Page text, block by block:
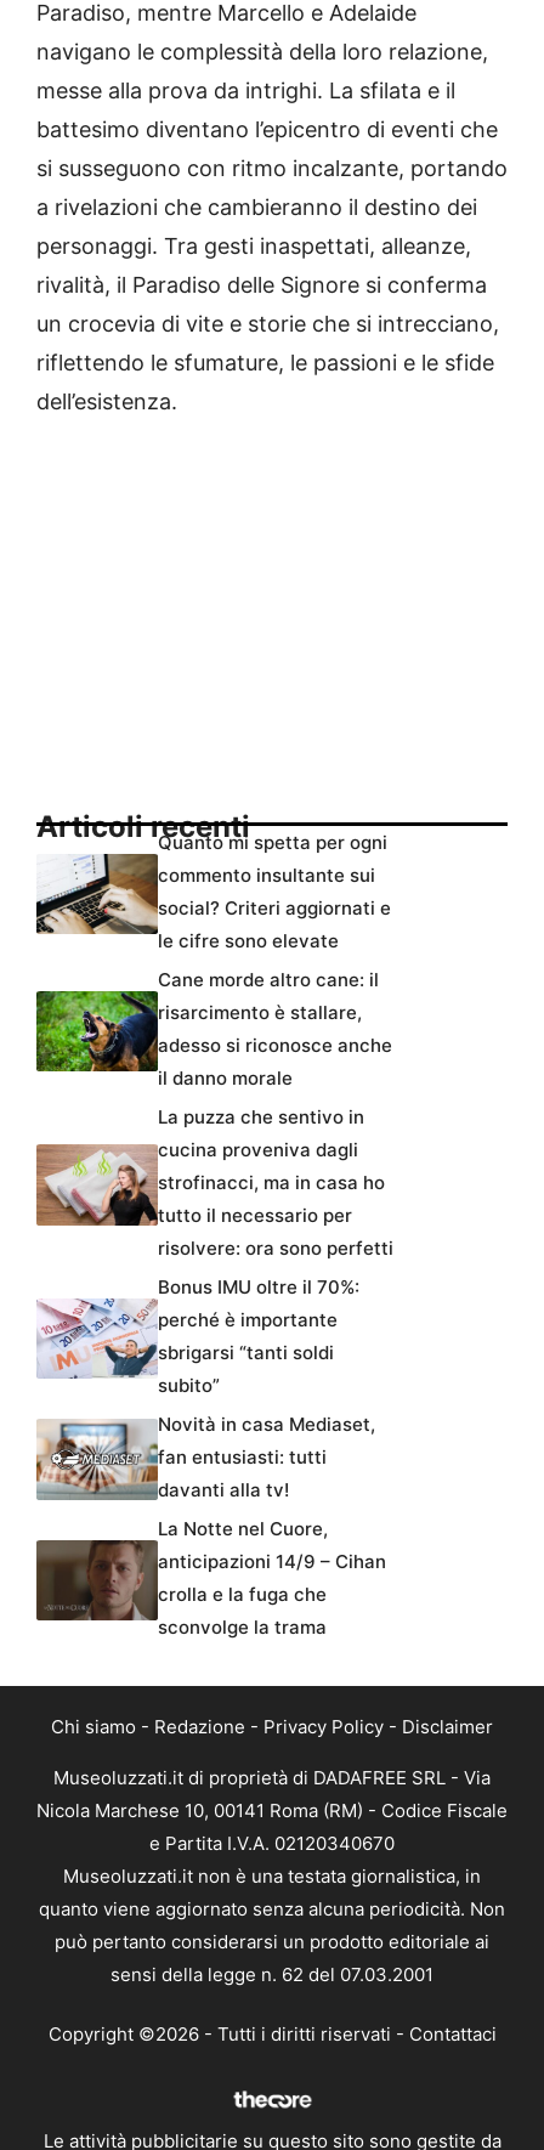
Paradiso, mentre Marcello e Adelaide
navigano le complessità della loro relazione,
messe alla prova da intrighi. La sfilata e il
battesimo diventano l’epicentro di eventi che
si susseguono con ritmo incalzante, portando
a rivelazioni che cambieranno il destino dei
personaggi. Tra gesti inaspettati, alleanze,
rivalità, il Paradiso delle Signore si conferma
un crocevia di vite e storie che si intrecciano,
riflettendo le sfumature, le passioni e le sfide
dell’esistenza.
Articoli recentiQuanto mi spetta per ogni
commento insultante sui
social? Criteri aggiornati e
le cifre sono elevate
Cane morde altro cane: il
risarcimento è stallare,
adesso si riconosce anche
il danno morale
La puzza che sentivo in
cucina proveniva dagli
strofinacci, ma in casa ho
tutto il necessario per
risolvere: ora sono perfetti
Bonus IMU oltre il 70%:
perché è importante
sbrigarsi “tanti soldi
subito”
Novità in casa Mediaset,
fan entusiasti: tutti
davanti alla tv!
La Notte nel Cuore,
anticipazioni 14/9 – Cihan
crolla e la fuga che
sconvolge la trama
Chi siamo - Redazione - Privacy Policy - Disclaimer
Museoluzzati.it di proprietà di DADAFREE SRL - Via
Nicola Marchese 10, 00141 Roma (RM) - Codice Fiscale
e Partita I.V.A. 02120340670
Museoluzzati.it non è una testata giornalistica, in
quanto viene aggiornato senza alcuna periodicità. Non
può pertanto considerarsi un prodotto editoriale ai
sensi della legge n. 62 del 07.03.2001
Copyright ©2026 - Tutti i diritti riservati - Contattaci
Le attività pubblicitarie su questo sito sono gestite da